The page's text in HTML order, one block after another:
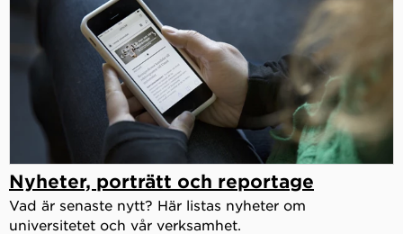
Nyheter, porträtt och reportage
Vad är senaste nytt? Här listas nyheter om
universitetet och vår verksamhet.